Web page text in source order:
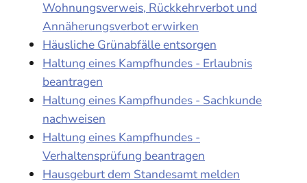
Wohnungsverweis, Rückkehrverbot und
Annäherungsverbot erwirken
Häusliche Grünabfälle entsorgen
Haltung eines Kampfhundes - Erlaubnis
beantragen
Haltung eines Kampfhundes - Sachkunde
nachweisen
Haltung eines Kampfhundes -
Verhaltensprüfung beantragen
Hausgeburt dem Standesamt melden